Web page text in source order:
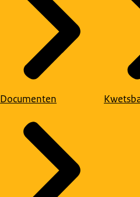
Documenten